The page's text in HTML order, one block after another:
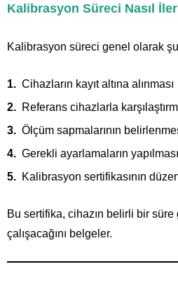
Kalibrasyon Süreci Nasıl
Kalibrasyon süreci genel olarak
Cihazların kayıt altına alınması
Referans cihazlarla
Ölçüm sapmalarının
Gerekli ayarlamaların yapılması
Kalibrasyon sertifikasının
Bu sertifika, cihazın belirli bir
çalışacağını belgeler.